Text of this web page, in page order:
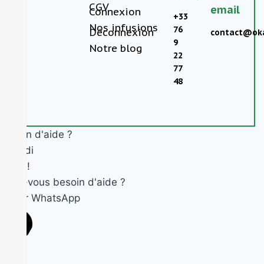
Connexion
Déconnexion
CGV
Nos infusions
Notre blog
+33
76
9
22
77
48
email
Besoin d'aide ?
Okandi
Salut !
Avez-vous besoin d'aide ?
Ouvrir WhatsApp